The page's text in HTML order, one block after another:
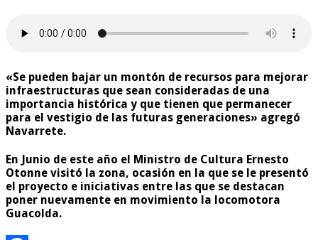
«Se pueden bajar un montón de recursos para mejorar
infraestructuras que sean consideradas de una
importancia histórica y que tienen que permanecer
para el vestigio de las futuras generaciones» agregó
Navarrete.
En Junio de este año el Ministro de Cultura Ernesto
Otonne visitó la zona, ocasión en la que se le presentó
el proyecto e iniciativas entre las que se destacan
poner nuevamente en movimiento la locomotora
Guacolda.